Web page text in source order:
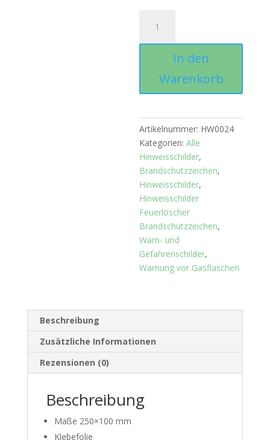
"CO2
Löschvorgang"
In den
Warenkorb
Artikelnummer: HW0024
Kategorien:Alle
Hinweisschilder,
Brandschutzzeichen,
Hinweisschilder,
Hinweisschilder
Feuerlöscher
Brandschutzzeichen,
Warn- und
Gefahrenschilder,
Warnung vor Gasflaschen
Beschreibung
Zusätzliche Informationen
Rezensionen (0)
Beschreibung
Maße 250×100 mm
Klebefolie